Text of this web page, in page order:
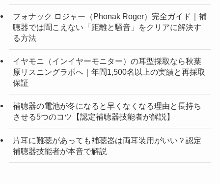
フォナック ロジャー（Phonak Roger）完全ガイド｜補
聴器では聞こえない「距離と騒音」をクリアに解決す
る方法
イヤモニ（インイヤーモニター）の耳型採取なら秋葉
原リスニングラボへ｜年間1,500名以上の実績と再採取
保証
補聴器の電池が冬になると早くなくなる理由と長持ち
させる5つのコツ【認定補聴器技能者が解説】
片耳に難聴があっても補聴器は両耳装用がいい？認定
補聴器技能者が本音で解説